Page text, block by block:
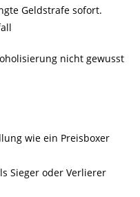
Geldstrafe sofort.
nicht gewusst
wie ein Preisboxer
Sieger oder Verlierer